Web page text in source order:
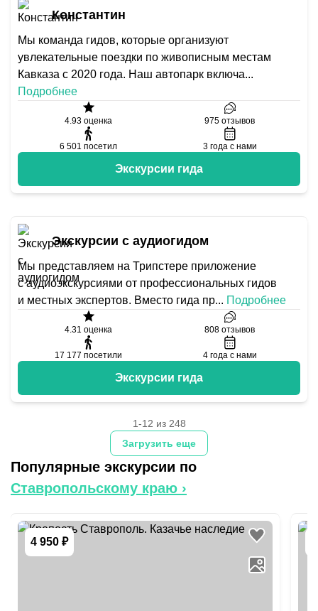
Константин
Мы команда гидов, которые организуют
увлекательные поездки по живописным местам
Кавказа с 2020 года. Наш автопарк включа...
Подробнее
4.93 оценка 975 отзывов
6 501 посетил 3 года с нами
Экскурсии гида
Экскурсии с аудиогидом
Мы представляем на Трипстере приложение
с аудиоэкскурсиями от профессиональных гидов
и местных экспертов. Вместо гида пр... Подробнее
4.31 оценка 808 отзывов
17 177 посетили 4 года с нами
Экскурсии гида
Загрузить еще
1-12 из 248
Популярные экскурсии по
Ставропольскому краю ›
4 950 ₽